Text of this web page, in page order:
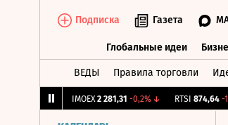
Подписка Газета
Глобальные идеи
ВЕДЫ Правила торговли
IMOEX 2 281,31 -0,2%↓ RTSI 874,64 -